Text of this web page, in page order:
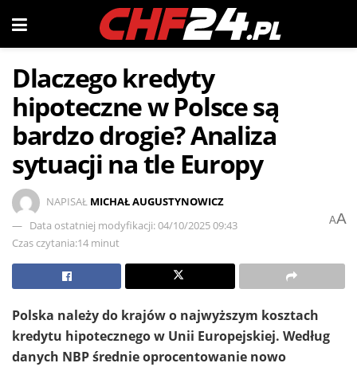
Dlaczego kredyty
hipoteczne w Polsce są
bardzo drogie? Analiza
sytuacji na tle Europy
NAPISAŁ MICHAŁ AUGUSTYNOWICZ
Data ostatniej modyfikacji: 04/10/2025 09:43
Czas czytania:14 minut
AA
Polska należy do krajów o najwyższym kosztach
kredytu hipotecznego w Unii Europejskiej. Według
danych NBP średnie oprocentowanie nowo